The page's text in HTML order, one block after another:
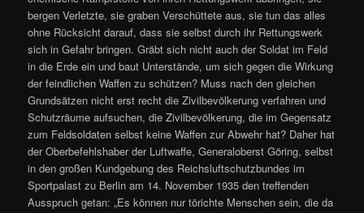
bergen Verletzte, sie graben Verschüttete aus, sie tun das alles
ohne Rücksicht darauf, dass sie selbst durch ihr Rettungswerk
sich in Gefahr bringen. Gräbt sich nicht auch der Soldat im Feld
in die Erde ein und baut Unterstände, um sich gegen die Wirkung
der feindlichen Waffen zu schützen? Muss nach den gleichen
Grundsätzen nicht erst recht die Zivilbevölkerung verfahren und
Schutzräume aufsuchen, die Zivilbevölkerung, die im Gegensatz
zum Feldsoldaten selbst keine Waffen zur Abwehr hat? Daher hat
der Oberbefehlshaber der Luftwaffe, Generaloberst Göring, selbst
in den großen Kundgebung des Reichsluftschutzbundes im
Sportpalast zu Berlin am 14. November 1935 den treffenden
Ausspruch getan: „Es können nur törichte Menschen sein, die da